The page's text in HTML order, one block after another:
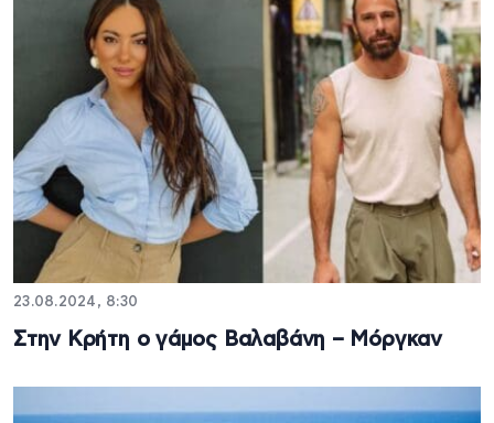
23.08.2024, 8:30
Στην Κρήτη ο γάμος Βαλαβάνη – Μόργκαν